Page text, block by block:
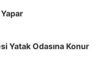
Yatak Odasına Konur